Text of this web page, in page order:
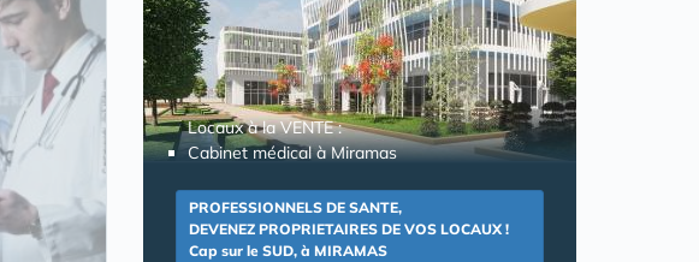
Locaux à la VENTE :
Cabinet médical à Miramas
PROFESSIONNELS DE SANTE,
DEVENEZ PROPRIETAIRES DE VOS LOCAUX !
Cap sur le SUD, à MIRAMAS